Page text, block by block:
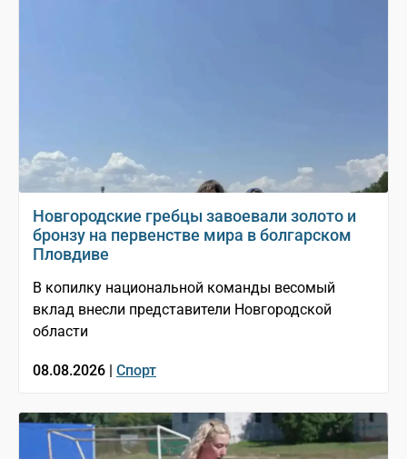
Новгородские гребцы завоевали золото и
бронзу на первенстве мира в болгарском
Пловдиве
В копилку национальной команды весомый
вклад внесли представители Новгородской
области
08.08.2026 | Спорт